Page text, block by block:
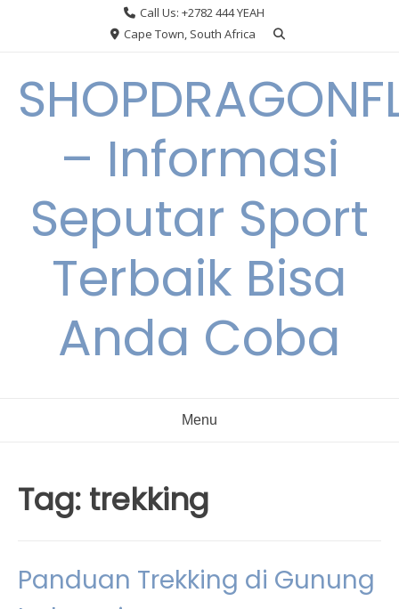
Call Us: +2782 444 YEAH
Cape Town, South Africa
– Informasi
Seputar Sport
Terbaik Bisa
Anda Coba
Menu
Tag: trekking
Panduan Trekking di Gunung